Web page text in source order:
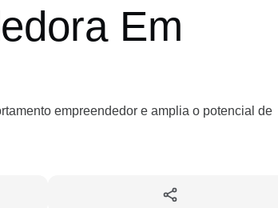
Em
empreendedor e amplia o potencial de